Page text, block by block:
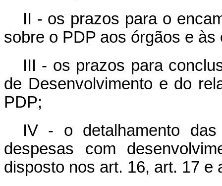
II - os prazos para o
sobre o PDP aos órgãos e às
III - os prazos para
de Desenvolvimento e do
PDP;
IV - o detalhamento
despesas com
disposto nos art. 16, art. 17 e